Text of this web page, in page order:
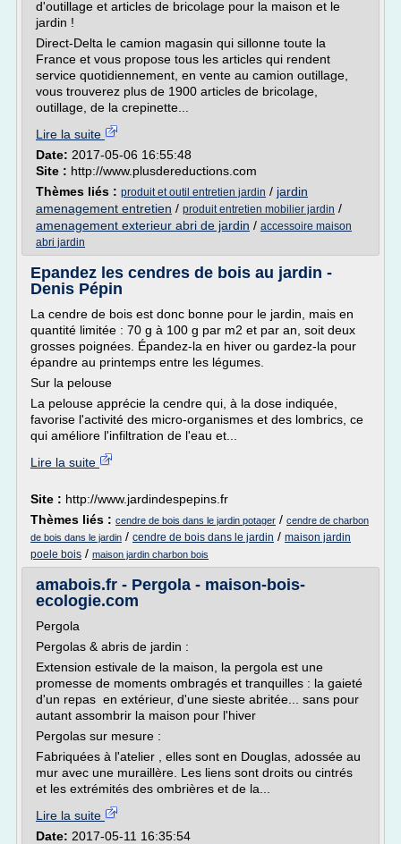
d'outillage et articles de bricolage pour la maison et le
jardin !
Direct-Delta le camion magasin qui sillonne toute la
France et vous propose tous les articles qui rendent
service quotidiennement, en vente au camion outillage,
vous trouverez plus de 1900 articles de bricolage,
outillage, de la crepinette...
Lire la suite
Date: 2017-05-06 16:55:48
Site : http://www.plusdereductions.com
Thèmes liés : produit et outil entretien jardin / jardin
amenagement entretien / produit entretien mobilier jardin /
amenagement exterieur abri de jardin / accessoire maison
abri jardin
Epandez les cendres de bois au jardin -
Denis Pépin
La cendre de bois est donc bonne pour le jardin, mais en
quantité limitée : 70 g à 100 g par m2 et par an, soit deux
grosses poignées. Épandez-la en hiver ou gardez-la pour
épandre au printemps entre les légumes.
Sur la pelouse
La pelouse apprécie la cendre qui, à la dose indiquée,
favorise l'activité des micro-organismes et des lombrics, ce
qui améliore l'infiltration de l'eau et...
Lire la suite
Site : http://www.jardindespepins.fr
Thèmes liés : cendre de bois dans le jardin potager / cendre de charbon
de bois dans le jardin / cendre de bois dans le jardin / maison jardin
poele bois / maison jardin charbon bois
amabois.fr - Pergola - maison-bois-
ecologie.com
Pergola
Pergolas & abris de jardin :
Extension estivale de la maison, la pergola est une
promesse de moments ombragés et tranquilles : la gaieté
d'un repas en extérieur, d'une sieste abritée... sans pour
autant assombrir la maison pour l'hiver
Pergolas sur mesure :
Fabriquées à l'atelier , elles sont en Douglas, adossée au
mur avec une muraillère. Les liens sont droits ou cintrés
et les extrémités des ombrières et de la...
Lire la suite
Date: 2017-05-11 16:35:54